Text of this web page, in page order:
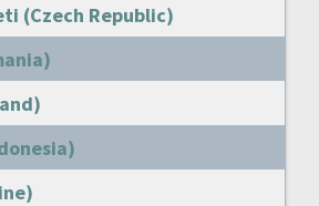
(Czech Republic)